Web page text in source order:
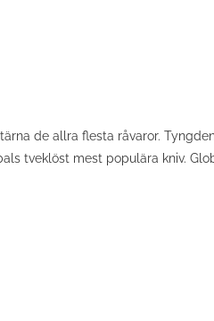
de allra flesta råvaror.
tveklöst mest populära kniv.